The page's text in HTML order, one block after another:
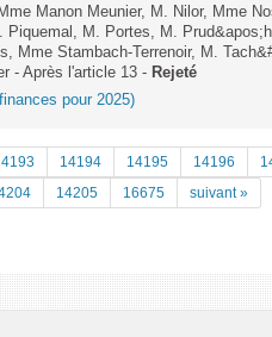
Manon Meunier, M. Nilor, Mme
Piquemal, M. Portes, M.
Mme Stambach-Terrenoir, M.
- Après l'article 13 - Rejeté
pour 2025)
14194 14195 14196
14205 16675 suivant »